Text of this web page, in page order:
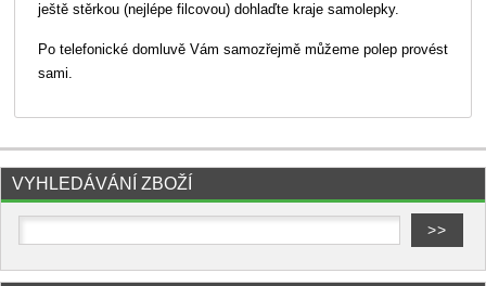
ještě stěrkou (nejlépe filcovou) dohlaďte kraje samolepky.
Po telefonické domluvě Vám samozřejmě můžeme polep provést
sami.
VYHLEDÁVÁNÍ ZBOŽÍ